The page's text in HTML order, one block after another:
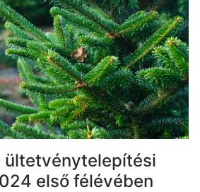
ültetvénytelepítési
első félévében